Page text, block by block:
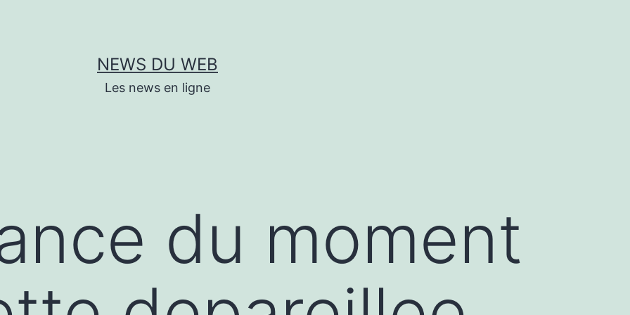
NEWS DU WEB
Les news en ligne
du moment